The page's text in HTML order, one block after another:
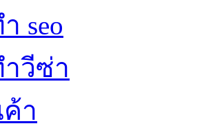
seo
วีซ่า
า